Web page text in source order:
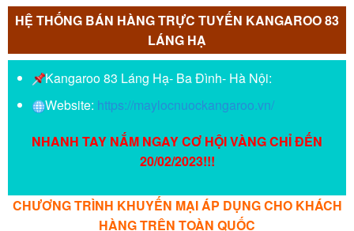
HỆ THỐNG BÁN HÀNG TRỰC TUYẾN KANGAROO 83
LÁNG HẠ
Kangaroo 83 Láng Hạ- Ba Đình- Hà Nội:
Website: https://maylocnuockangaroo.vn/
NHANH TAY NẮM NGAY CƠ HỘI VÀNG CHỈ ĐẾN
20/02/2023!!!
CHƯƠNG TRÌNH KHUYẾN MẠI ÁP DỤNG CHO KHÁCH
HÀNG TRÊN TOÀN QUỐC